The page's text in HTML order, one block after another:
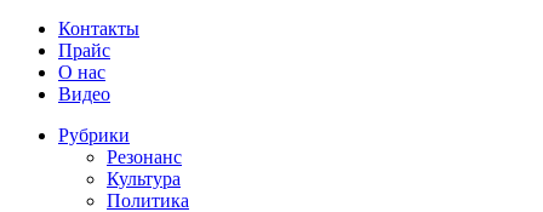
Контакты
Прайс
О нас
Видео
Рубрики
Резонанс
Культура
Политика